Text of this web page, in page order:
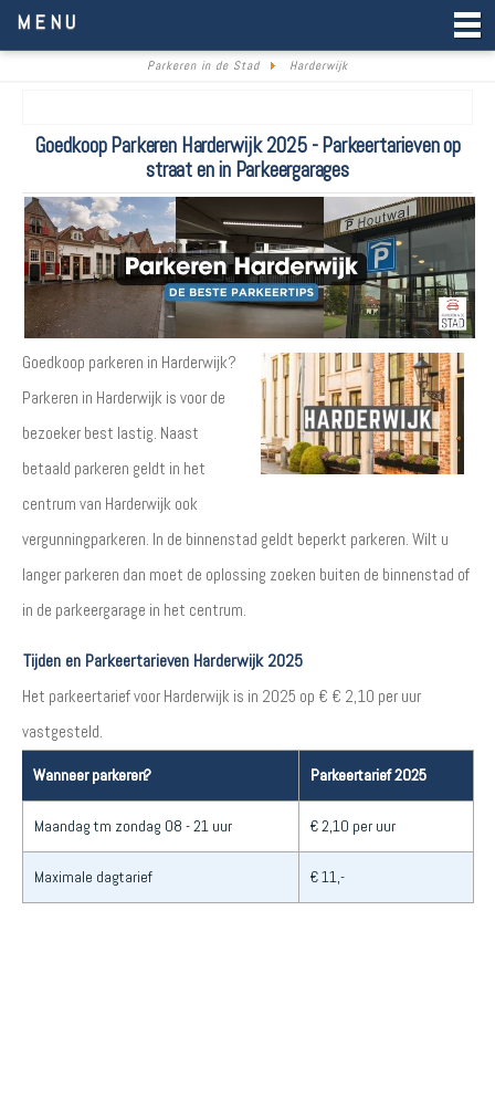
MENU
Parkeren in de Stad Harderwijk
Goedkoop Parkeren Harderwijk 2025 - Parkeertarieven op
straat en in Parkeergarages
Goedkoop parkeren in Harderwijk?
Parkeren in Harderwijk is voor de
bezoeker best lastig. Naast
betaald parkeren geldt in het
centrum van Harderwijk ook
vergunningparkeren. In de binnenstad geldt beperkt parkeren. Wilt u
langer parkeren dan moet de oplossing zoeken buiten de binnenstad of
in de parkeergarage in het centrum.
Tijden en Parkeertarieven Harderwijk 2025
Het parkeertarief voor Harderwijk is in 2025 op € € 2,10 per uur
vastgesteld.
Wanneer parkeren? Parkeertarief 2025
Maandag tm zondag 08 - 21 uur € 2,10 per uur
Maximale dagtarief € 11,-